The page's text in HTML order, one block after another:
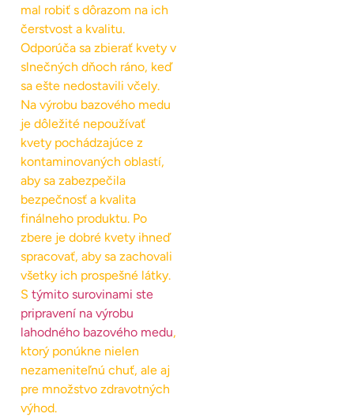
mal robiť s dôrazom na ich
čerstvost a kvalitu.
Odporúča sa zbierať kvety v
slnečných dňoch ráno, keď
sa ešte nedostavili včely.
Na výrobu bazového medu
je dôležité nepoužívať
kvety pochádzajúce z
kontaminovaných oblastí,
aby sa zabezpečila
bezpečnosť a kvalita
finálneho produktu. Po
zbere je dobré kvety ihneď
spracovať, aby sa zachovali
všetky ich prospešné látky.
S týmito surovinami ste
pripravení na výrobu
lahodného bazového medu,
ktorý ponúkne nielen
nezameniteľnú chuť, ale aj
pre množstvo zdravotných
výhod.